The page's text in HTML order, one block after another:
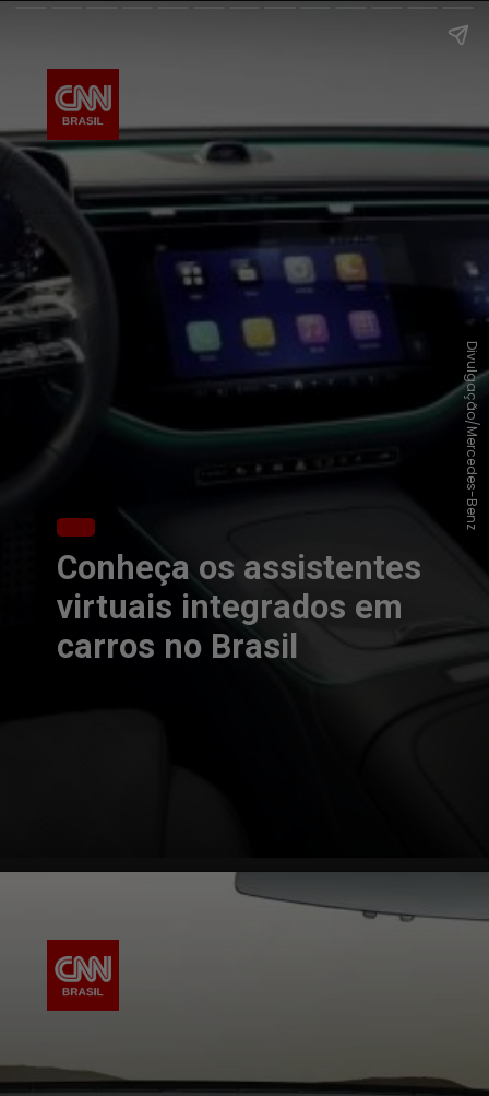
Conheça os assistentes
virtuais integrados em
carros no Brasil
Divulgação/Mercedes-Benz